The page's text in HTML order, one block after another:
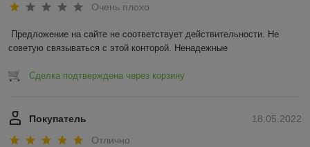
Очень плохо
Предложение на сайте не соответствует действительности. Не
советую связываться с этой конторой. Ненадежные
Сделка подтверждена через корзину
18.05.2022
Покупатель
Отлично